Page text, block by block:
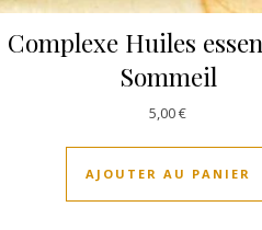
Complexe Huiles
Sommeil
5,00€
AJOUTER AU PANIER